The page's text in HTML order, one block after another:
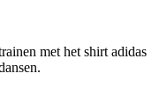
met het shirt adidas